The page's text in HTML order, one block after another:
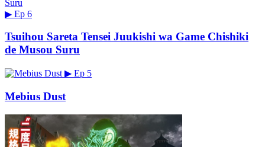
▶ Ep 6
Tsuihou Sareta Tensei Juukishi wa Game Chishiki
de Musou Suru
▶ Ep 5
Mebius Dust